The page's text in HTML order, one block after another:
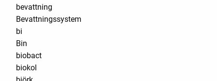
bevattning
Bevattningssystem
bi
Bin
biobact
biokol